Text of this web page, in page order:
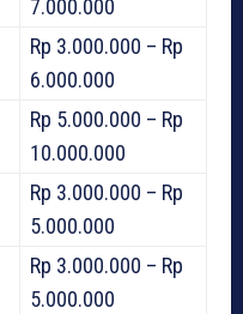
7.000.000
Rp 3.000.000 – Rp
6.000.000
Rp 5.000.000 – Rp
10.000.000
Rp 3.000.000 – Rp
5.000.000
Rp 3.000.000 – Rp
5.000.000